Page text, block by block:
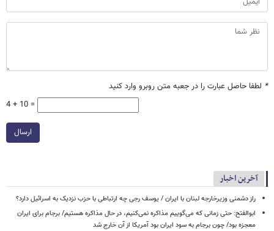
* لطفا حاصل عبارت را در جعبه متن روبرو وارد کنید
4 + 10 =
ارسال
آخرین اخبار
راز دشمنی وزیرخارجه لبنان با ایران / یوسف رجی چه ارتباطی با حزب نزدیک به اسرائیل دارد؟
ابوالفتح: حتی زمانی که می‌گوییم مذاکره نمی‌کنیم، در حال مذاکره هستیم/ برجام برای ایران
معجزه بود/ چون برجام به سود ایران بود آمریکا از آن خارج شد